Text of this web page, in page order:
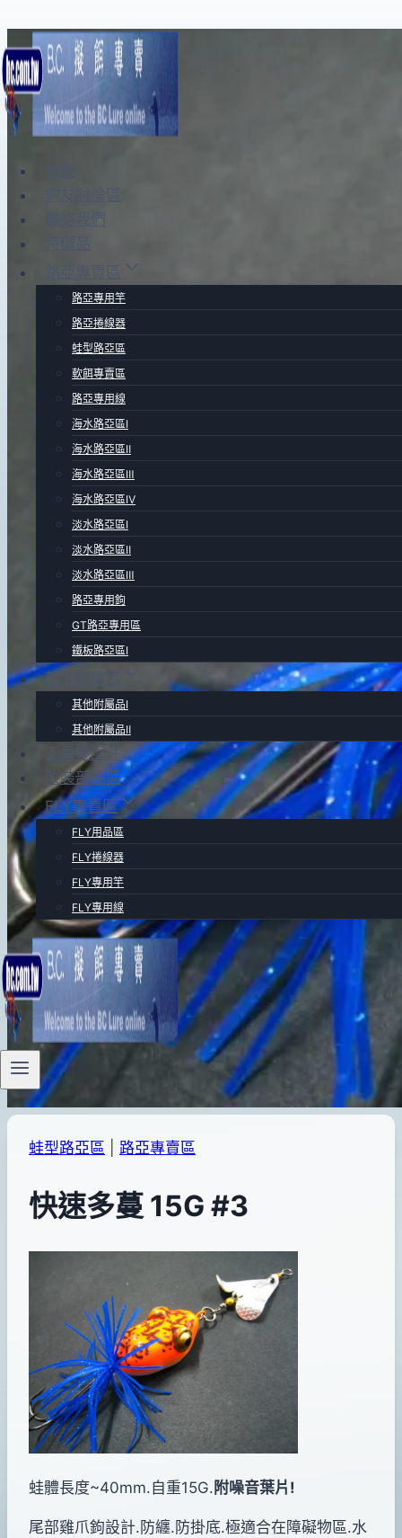
Skip
to
content
聯絡我們
路亞專賣區
路亞專用竿
路亞捲線器
蛙型路亞區
軟餌專賣區
路亞專用線
海水路亞區Ⅰ
海水路亞區Ⅱ
海水路亞區Ⅲ
海水路亞區Ⅳ
淡水路亞區Ⅰ
淡水路亞區Ⅱ
淡水路亞區Ⅲ
路亞專用鉤
GT路亞專用區
鐵板路亞區Ⅰ
其他附屬品
其他附屬品Ⅰ
其他附屬品Ⅱ
工具零配件
改裝部品區
FLY專賣區
FLY用品區
FLY捲線器
FLY專用竿
FLY專用線
蛙型路亞區 路亞專賣區
快速多蔓 15G #3
日
蛙體長度~40mm.自重15G. 附噪音葉片!
尾部雞爪鉤設計.防纏.防掛底.極適合在障礙物區.水